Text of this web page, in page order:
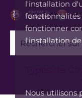
l'installation
fonctionner
l'installation
Nous utilisons